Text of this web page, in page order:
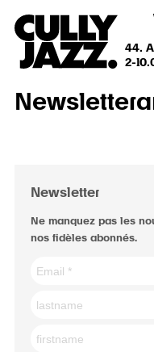
44.
2-
Newsletter
Ne manquez pas les
nos fidèles abonnés.